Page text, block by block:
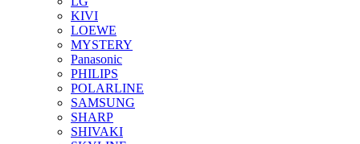
KIVI
LOEWE
MYSTERY
Panasonic
PHILIPS
POLARLINE
SAMSUNG
SHARP
SHIVAKI